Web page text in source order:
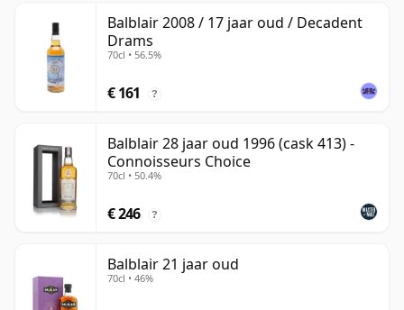
Balblair 2008 / 17 jaar oud / Decadent
Drams
70cl • 56.5%
€ 161 ?
Balblair 28 jaar oud 1996 (cask 413) -
Connoisseurs Choice
70cl • 50.4%
€ 246 ?
Balblair 21 jaar oud
70cl • 46%